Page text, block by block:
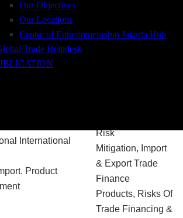
Our Objectives
Our Locations
Centre of Entrepreneurship Jakarta Hub
Trade Helpdesk
terrorist financing dan sanctions.
International
Product
Risk
Mitigation, Import
& Export Trade
Finance
Products, Risks Of
Trade Financing &